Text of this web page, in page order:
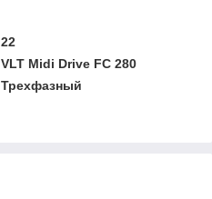
22
VLT Midi Drive FC 280
Трехфазный